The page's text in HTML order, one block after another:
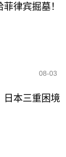
律宾掘墓！
08-03
日本三重困境